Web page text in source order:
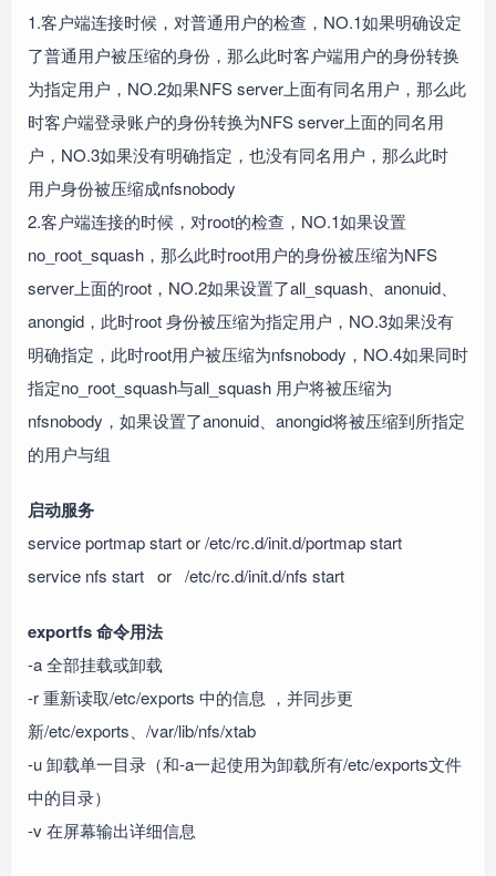
1.客户端连接时候，对普通用户的检查，NO.1如果明确设定
了普通用户被压缩的身份，那么此时客户端用户的身份转换
为指定用户，NO.2如果NFS server上面有同名用户，那么此
时客户端登录账户的身份转换为NFS server上面的同名用
户，NO.3如果没有明确指定，也没有同名用户，那么此时
用户身份被压缩成nfsnobody
2.客户端连接的时候，对root的检查，NO.1如果设置
no_root_squash，那么此时root用户的身份被压缩为NFS
server上面的root，NO.2如果设置了all_squash、anonuid、
anongid，此时root 身份被压缩为指定用户，NO.3如果没有
明确指定，此时root用户被压缩为nfsnobody，NO.4如果同时
指定no_root_squash与all_squash 用户将被压缩为
nfsnobody，如果设置了anonuid、anongid将被压缩到所指定
的用户与组
启动服务
service portmap start or /etc/rc.d/init.d/portmap start
service nfs start or /etc/rc.d/init.d/nfs start
exportfs 命令用法
-a 全部挂载或卸载
-r 重新读取/etc/exports 中的信息 ，并同步更
新/etc/exports、/var/lib/nfs/xtab
-u 卸载单一目录（和-a一起使用为卸载所有/etc/exports文件
中的目录）
-v 在屏幕输出详细信息